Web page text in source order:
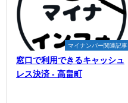
マイナンバー関連記事
窓口で利用できるキャッシュ
レス決済 - 高畠町